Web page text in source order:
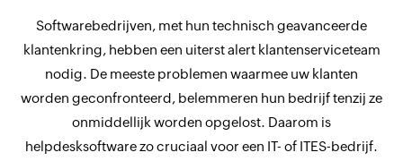
Softwarebedrijven, met hun technisch geavanceerde
klantenkring, hebben een uiterst alert klantenserviceteam
nodig. De meeste problemen waarmee uw klanten
worden geconfronteerd, belemmeren hun bedrijf tenzij ze
onmiddellijk worden opgelost. Daarom is
helpdesksoftware zo cruciaal voor een IT- of ITES-bedrijf.